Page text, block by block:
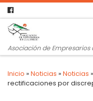
Asociación de Empresarios
Inicio »Noticias »Noticias »
rectificaciones por